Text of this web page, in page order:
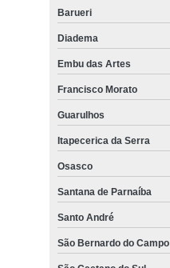
Barueri
Diadema
Embu das Artes
Francisco Morato
Guarulhos
Itapecerica da Serra
Osasco
Santana de Parnaíba
Santo André
São Bernardo do Campo